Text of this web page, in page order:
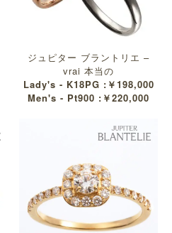
ジュピター ブラントリエ –
vrai 本当の
Lady's - K18PG :￥198,000
Men's - Pt900 :￥220,000